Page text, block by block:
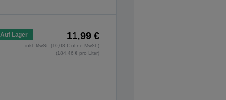
Auf Lager 11,99 €
inkl. MwSt. (10,08 € ohne MwSt.)
(184,46 € pro Liter)